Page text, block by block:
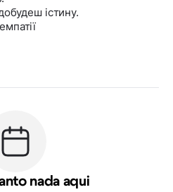
істину.
nada aqui